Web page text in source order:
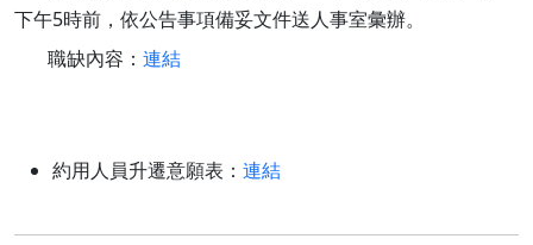
下午5時前，依公告事項備妥文件送人事室彙辦。
職缺內容： 連結
約用人員升遷意願表： 連結